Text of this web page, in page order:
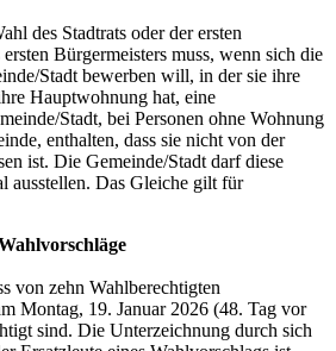
des Stadtrats oder der ersten
Bürgermeisters muss, wenn sich die
Stadt bewerben will, in der sie ihre
Hauptwohnung hat, eine
Stadt, bei Personen ohne Wohnung
enthalten, dass sie nicht von der
ist. Die Gemeinde/Stadt darf diese
ausstellen. Das Gleiche gilt für
von zehn Wahlberechtigten
Montag, 19. Januar 2026 (48. Tag vor
sind. Die Unterzeichnung durch sich